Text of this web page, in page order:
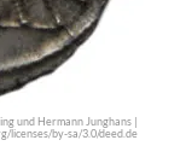
und Hermann Junghans |
licenses/by-sa/3.0/deed.de